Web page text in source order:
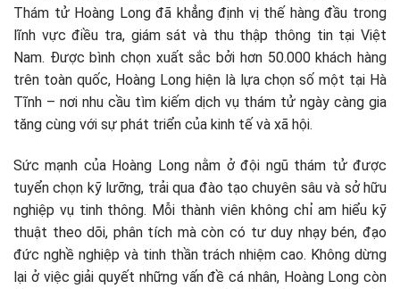
Thám tử Hoàng Long đã khẳng định vị thế hàng đầu trong
lĩnh vực điều tra, giám sát và thu thập thông tin tại Việt
Nam. Được bình chọn xuất sắc bởi hơn 50.000 khách hàng
trên toàn quốc, Hoàng Long hiện là lựa chọn số một tại Hà
Tĩnh – nơi nhu cầu tìm kiếm dịch vụ thám tử ngày càng gia
tăng cùng với sự phát triển của kinh tế và xã hội.
Sức mạnh của Hoàng Long nằm ở đội ngũ thám tử được
tuyển chọn kỹ lưỡng, trải qua đào tạo chuyên sâu và sở hữu
nghiệp vụ tinh thông. Mỗi thành viên không chỉ am hiểu kỹ
thuật theo dõi, phân tích mà còn có tư duy nhạy bén, đạo
đức nghề nghiệp và tinh thần trách nhiệm cao. Không dừng
lại ở việc giải quyết những vấn đề cá nhân, Hoàng Long còn